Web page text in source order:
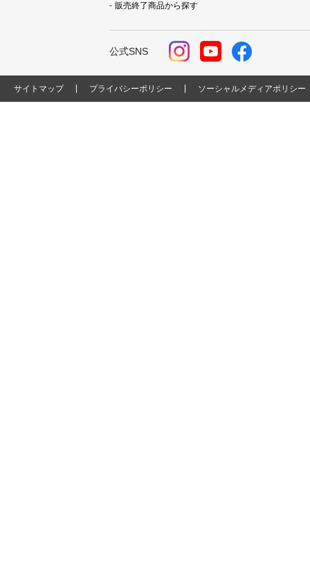
販売終了商品から探す
公式SNS
サイトマップ プライバシーポリシー ソーシャルメディアポリシー